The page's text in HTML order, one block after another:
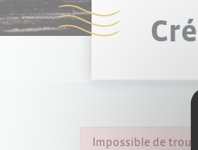
Impossible de